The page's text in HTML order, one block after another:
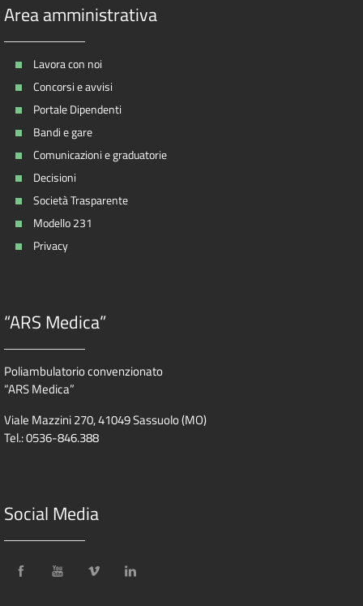
Area amministrativa
Lavora con noi
Concorsi e avvisi
Portale Dipendenti
Bandi e gare
Comunicazioni e graduatorie
Decisioni
Società Trasparente
Modello 231
Privacy
“ARS Medica”
Poliambulatorio convenzionato
“ARS Medica”
Viale Mazzini 270, 41049 Sassuolo (MO)
Tel.: 0536-846.388
Social Media